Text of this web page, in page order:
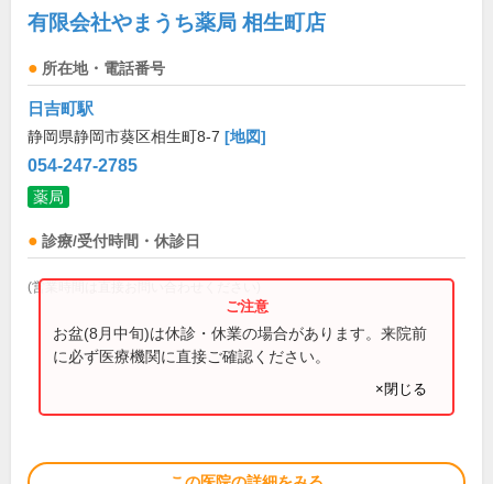
有限会社やまうち薬局 相生町店
所在地・電話番号
日吉町駅
静岡県静岡市葵区相生町8-7 [地図]
054-247-2785
薬局
診療/受付時間・休診日
(営業時間は直接お問い合わせください)
お盆(8月中旬)は休診・休業の場合があります。来院前
に必ず医療機関に直接ご確認ください。
×閉じる